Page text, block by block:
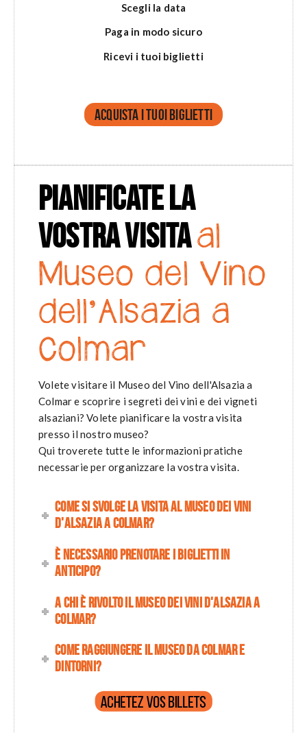
Scegli la data
Paga in modo sicuro
Ricevi i tuoi biglietti
Acquista i tuoi biglietti
PIANIFICATE LA
VOSTRA VISITAal
Museo del Vino
dell'Alsazia a
Colmar
Volete visitare il Museo del Vino dell'Alsazia a
Colmar e scoprire i segreti dei vini e dei vigneti
alsaziani? Volete pianificare la vostra visita
presso il nostro museo?
Qui troverete tutte le informazioni pratiche
necessarie per organizzare la vostra visita.
Come si svolge la visita al Museo dei vini
d'Alsazia a Colmar?
È necessario prenotare i biglietti in
anticipo?
A chi è rivolto il Museo dei vini d'Alsazia a
Colmar?
Come raggiungere il museo da Colmar e
dintorni?